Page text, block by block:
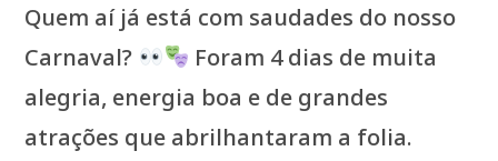
Quem aí já está com saudades do nosso
Carnaval?
Foram 4 dias de muita
alegria, energia boa e de grandes
atrações que abrilhantaram a folia.